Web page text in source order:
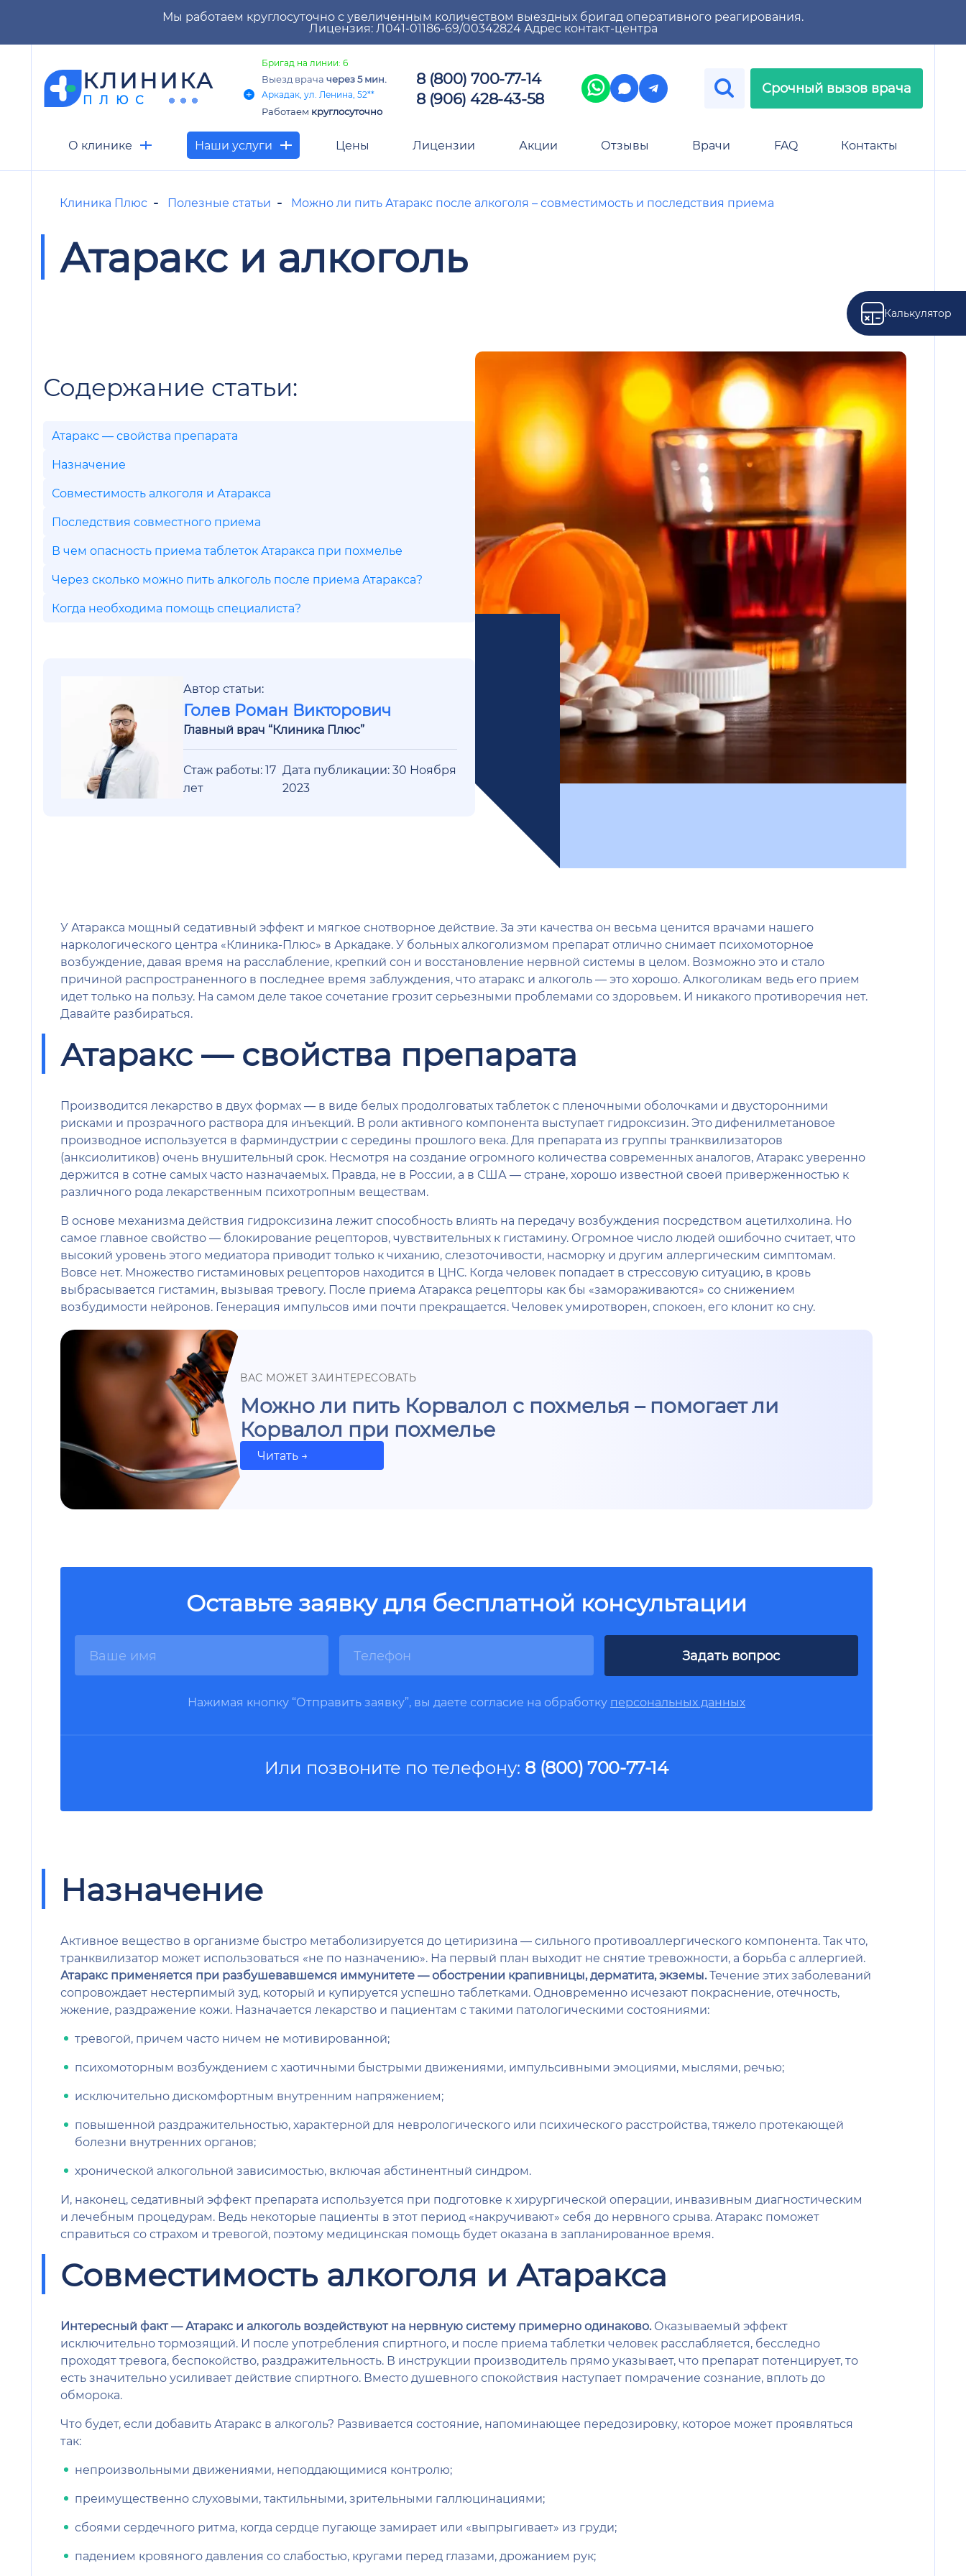
Мы работаем круглосуточно с увеличенным количеством выездных бригад оперативного реагирования.
Лицензия: Л041-01186-69/00342824 Адрес контакт-центра
КЛИНИКА
ПЛЮС
Бригад на линии: 6
Выезд врача через 5 мин.
Аркадак, ул. Ленина, 52**
Работаем круглосуточно
8 (800) 700-77-14
8 (906) 428-43-58
Срочный вызов врача
О клинике Наши услуги Цены Лицензии Акции Отзывы Врачи FAQ Контакты
Калькулятор
Клиника Плюс Полезные статьи Можно ли пить Атаракс после алкоголя – совместимость и последствия приема
Атаракс и алкоголь
Содержание статьи:
Атаракс — свойства препарата
Назначение
Совместимость алкоголя и Атаракса
Последствия совместного приема
В чем опасность приема таблеток Атаракса при похмелье
Через сколько можно пить алкоголь после приема Атаракса?
Когда необходима помощь специалиста?
Автор статьи:
Голев Роман Викторович
Главный врач “Клиника Плюс”
Стаж работы: 17
лет
Дата публикации: 30 Ноября
2023
У Атаракса мощный седативный эффект и мягкое снотворное действие. За эти качества он весьма ценится врачами нашего
наркологического центра «Клиника-Плюс» в Аркадаке. У больных алкоголизмом препарат отлично снимает психомоторное
возбуждение, давая время на расслабление, крепкий сон и восстановление нервной системы в целом. Возможно это и стало
причиной распространенного в последнее время заблуждения, что атаракс и алкоголь — это хорошо. Алкоголикам ведь его прием
идет только на пользу. На самом деле такое сочетание грозит серьезными проблемами со здоровьем. И никакого противоречия нет.
Давайте разбираться.
Атаракс — свойства препарата
Производится лекарство в двух формах — в виде белых продолговатых таблеток с пленочными оболочками и двусторонними
рисками и прозрачного раствора для инъекций. В роли активного компонента выступает гидроксизин. Это дифенилметановое
производное используется в фарминдустрии с середины прошлого века. Для препарата из группы транквилизаторов
(анксиолитиков) очень внушительный срок. Несмотря на создание огромного количества современных аналогов, Атаракс уверенно
держится в сотне самых часто назначаемых. Правда, не в России, а в США — стране, хорошо известной своей приверженностью к
различного рода лекарственным психотропным веществам.
В основе механизма действия гидроксизина лежит способность влиять на передачу возбуждения посредством ацетилхолина. Но
самое главное свойство — блокирование рецепторов, чувствительных к гистамину. Огромное число людей ошибочно считает, что
высокий уровень этого медиатора приводит только к чиханию, слезоточивости, насморку и другим аллергическим симптомам.
Вовсе нет. Множество гистаминовых рецепторов находится в ЦНС. Когда человек попадает в стрессовую ситуацию, в кровь
выбрасывается гистамин, вызывая тревогу. После приема Атаракса рецепторы как бы «замораживаются» со снижением
возбудимости нейронов. Генерация импульсов ими почти прекращается. Человек умиротворен, спокоен, его клонит ко сну.
ВАС МОЖЕТ ЗАИНТЕРЕСОВАТЬ
Можно ли пить Корвалол с похмелья – помогает ли
Корвалол при похмелье
Читать →
Оставьте заявку для бесплатной консультации
Задать вопрос
Нажимая кнопку “Отправить заявку”, вы даете согласие на обработку персональных данных
Или позвоните по телефону: 8 (800) 700-77-14
Назначение
Активное вещество в организме быстро метаболизируется до цетиризина — сильного противоаллергического компонента. Так что,
транквилизатор может использоваться «не по назначению». На первый план выходит не снятие тревожности, а борьба с аллергией.
Атаракс применяется при разбушевавшемся иммунитете — обострении крапивницы, дерматита, экземы.Течение этих заболеваний
сопровождает нестерпимый зуд, который и купируется успешно таблетками. Одновременно исчезают покраснение, отечность,
жжение, раздражение кожи. Назначается лекарство и пациентам с такими патологическими состояниями:
тревогой, причем часто ничем не мотивированной;
психомоторным возбуждением с хаотичными быстрыми движениями, импульсивными эмоциями, мыслями, речью;
исключительно дискомфортным внутренним напряжением;
повышенной раздражительностью, характерной для неврологического или психического расстройства, тяжело протекающей
болезни внутренних органов;
хронической алкогольной зависимостью, включая абстинентный синдром.
И, наконец, седативный эффект препарата используется при подготовке к хирургической операции, инвазивным диагностическим
и лечебным процедурам. Ведь некоторые пациенты в этот период «накручивают» себя до нервного срыва. Атаракс поможет
справиться со страхом и тревогой, поэтому медицинская помощь будет оказана в запланированное время.
Совместимость алкоголя и Атаракса
Интересный факт — Атаракс и алкоголь воздействуют на нервную систему примерно одинаково.Оказываемый эффект
исключительно тормозящий. И после употребления спиртного, и после приема таблетки человек расслабляется, бесследно
проходят тревога, беспокойство, раздражительность. В инструкции производитель прямо указывает, что препарат потенцирует, то
есть значительно усиливает действие спиртного. Вместо душевного спокойствия наступает помрачение сознание, вплоть до
обморока.
Что будет, если добавить Атаракс в алкоголь? Развивается состояние, напоминающее передозировку, которое может проявляться
так:
непроизвольными движениями, неподдающимися контролю;
преимущественно слуховыми, тактильными, зрительными галлюцинациями;
сбоями сердечного ритма, когда сердце пугающе замирает или «выпрыгивает» из груди;
падением кровяного давления со слабостью, кругами перед глазами, дрожанием рук;